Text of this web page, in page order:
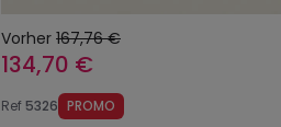
Vorher 167,76 €
134,70 €
Ref 5326 PROMO